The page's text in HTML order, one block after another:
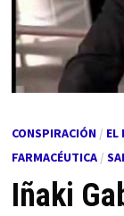
CONSPIRACIÓN/ EL
FARMACÉUTICA/
Iñaki